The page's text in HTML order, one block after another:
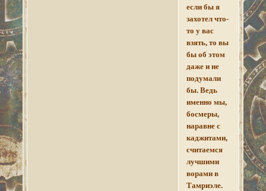
если бы я
захотел что-
то у вас
взять, то вы
бы об этом
даже и не
подумали
бы. Ведь
именно мы,
босмеры,
наравне с
каджитами,
считаемся
лучшими
ворами в
Тамриэле.